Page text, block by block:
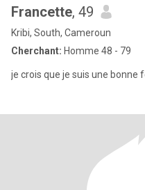
Francette, 49
Kribi, South, Cameroun
Cherchant: Homme 48 - 79
je crois que je suis une bonne